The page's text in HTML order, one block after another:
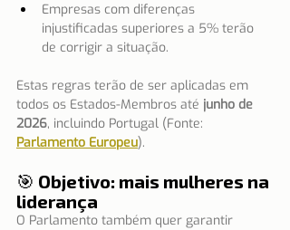
Empresas com diferenças
injustificadas superiores a 5% terão
de corrigir a situação.
Estas regras terão de ser aplicadas em
todos os Estados-Membros até junho de
2026, incluindo Portugal (Fonte:
Parlamento Europeu).
🎯 Objetivo: mais mulheres na
liderança
O Parlamento também quer garantir